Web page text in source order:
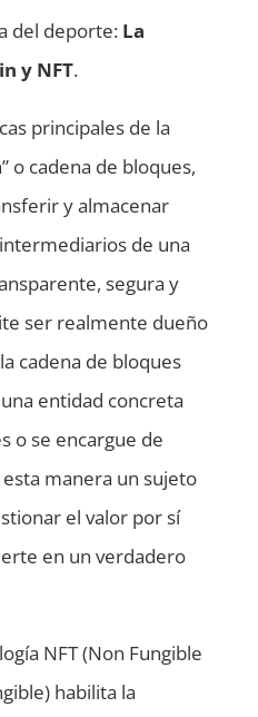
del deporte: La
y NFT.
principales de la
o cadena de bloques,
y almacenar
de una
segura y
ser realmente dueño
cadena de bloques
entidad concreta
o se encargue de
manera un sujeto
el valor por sí
en un verdadero
NFT (Non Fungible
habilita la